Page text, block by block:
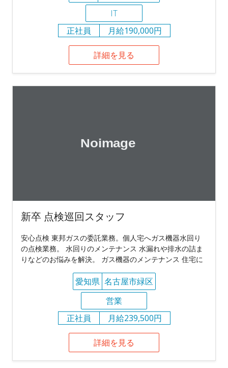
IT
正社員
月給190,000円
詳細を見る
新卒 点検巡回スタッフ
安心点検 東邦ガスの委託業務。個人宅へガス機器水回り
の点検業務。 水回りのメンテナンス 水漏れや排水の詰ま
りなどのお悩みを解決。 ガス機器のメンテナンス 住宅に
愛知県 名古屋市緑区
営業
正社員
月給239,500円
詳細を見る